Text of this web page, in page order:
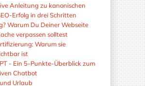
Anleitung zu kanonischen
Erfolg in drei Schritten
Warum Du Deiner Webseite
verpassen solltest
Warum sie
ist
- Ein 5-Punkte-Überblick zum
Chatbot
Urlaub